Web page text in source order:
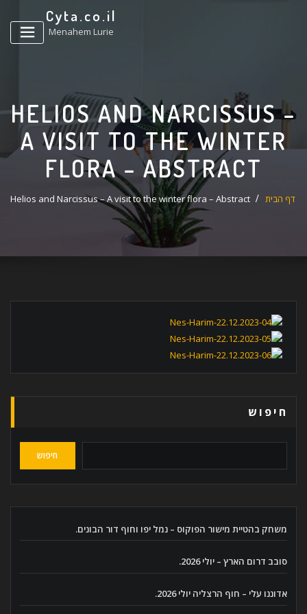
Cyta.co.il
Menahem Lurie
HELIOS AND NARCISSUS –
A VISIT TO THE WINTER
FLORA – ABSTRACT
דף הבית Helios and Narcissus – A visit to the winter flora – Abstract
חיפוש
חיפוש
משחק בהטיית מישור הפוקוס – נמל יפו וחוף דור הבונים.
סובב דרום הארץ – יולי 2026.
אדוננו עלי – חוף הרצליה יולי 2026.